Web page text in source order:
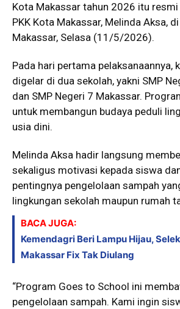
Kota Makassar tahun 2026 itu resmi
PKK Kota Makassar, Melinda Aksa,
Makassar, Selasa (11/5/2026).
Pada hari pertama pelaksanaannya,
digelar di dua sekolah, yakni SMP
dan SMP Negeri 7 Makassar.
untuk membangun budaya peduli
usia dini.
Melinda Aksa hadir langsung
sekaligus motivasi kepada siswa
pentingnya pengelolaan sampah
lingkungan sekolah maupun rumah
BACA JUGA:
Kemendagri Beri Lampu Hijau,
Makassar Fix Tak Diulang
“Program Goes to School ini
pengelolaan sampah. Kami ingin